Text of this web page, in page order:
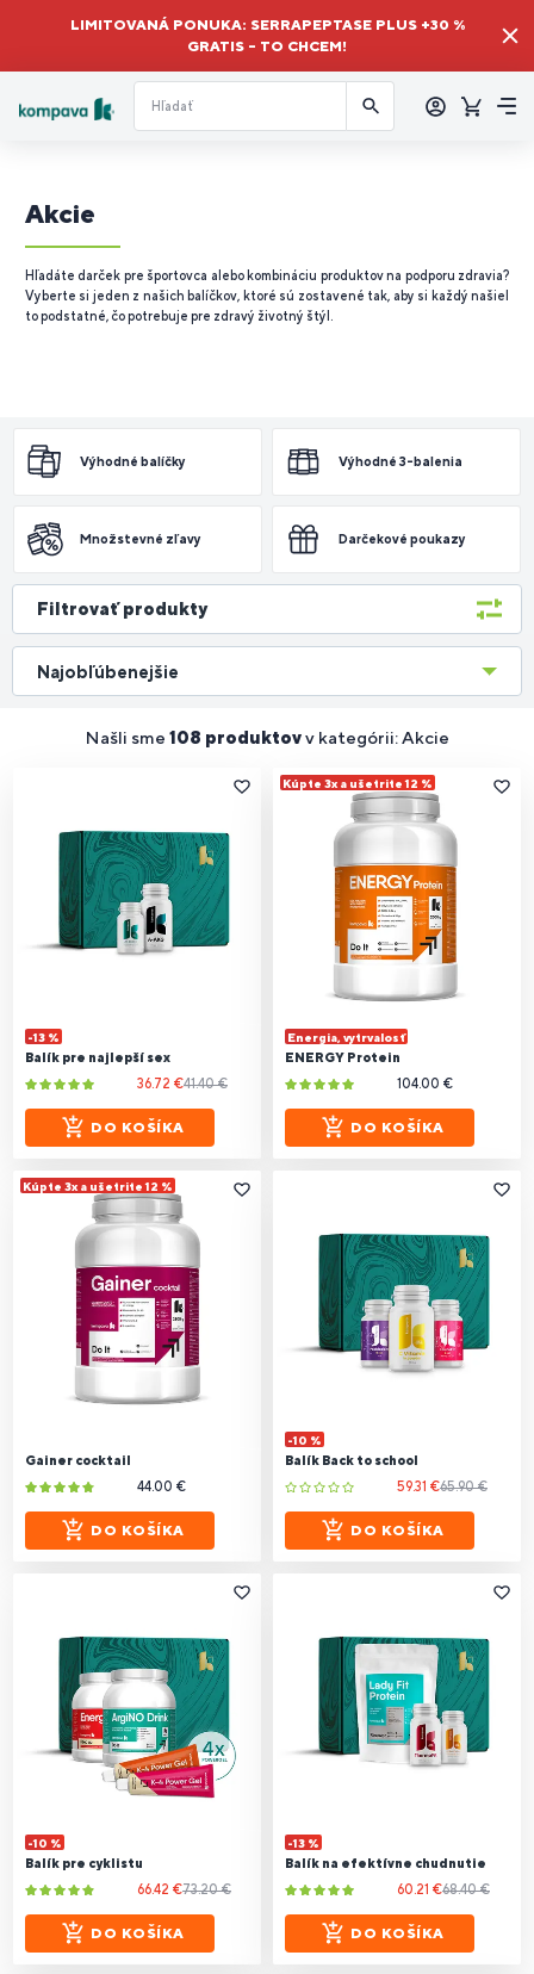
LIMITOVANÁ PONUKA: SERRAPEPTASE PLUS +30 %
GRATIS – TO CHCEM!
sa
Košík
Akcie
Hľadáte darček pre športovca alebo kombináciu produktov na podporu zdravia?
Vyberte si jeden z našich balíčkov, ktoré sú zostavené tak, aby si každý našiel
to podstatné, čo potrebuje pre zdravý životný štýl.
Výhodné balíčky Výhodné 3-balenia
Množstevné zľavy Darčekové poukazy
Filtrovať produkty
Našli sme 108 produktovv kategórii: Akcie
Najobľúbenejšie
-13 %
Balík pre najlepší sex
41.40 €
36.72 €
DO KOŠÍKA
Kúpte 3x a ušetrite 12 %
Energia, vytrvalosť
ENERGY Protein
104.00 €
DO KOŠÍKA
Kúpte 3x a ušetrite 12 %
Gainer cocktail
44.00 €
DO KOŠÍKA
-10 %
Balík Back to school
65.90 €
59.31 €
DO KOŠÍKA
-10 %
Balík pre cyklistu
73.20 €
66.42 €
DO KOŠÍKA
-13 %
Balík na efektívne chudnutie
68.40 €
60.21 €
DO KOŠÍKA